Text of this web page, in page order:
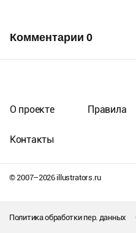
Комментарии 0
© 2007–2026illustrators.ru
О проекте Правила
Контакты
Политика обработки пер. данных